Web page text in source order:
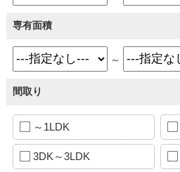
専有面積
～
間取り
～1LDK
3DK～3LDK